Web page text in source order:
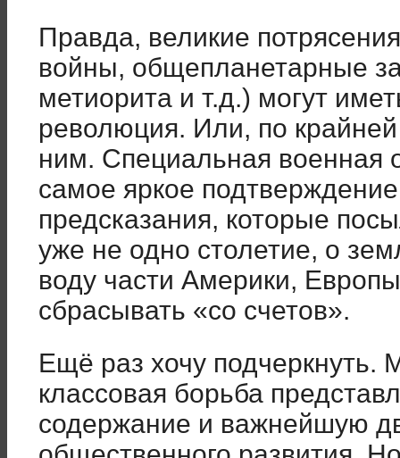
Правда, великие
войны, общепланетарные
метиорита и т.д.) могут
революция. Или, по
ним. Специальная военная
самое яркое
предсказания, которые
уже не одно столетие, о
воду части Америки,
сбрасывать «со счетов».
Ещё раз хочу подчеркнуть.
классовая борьба
содержание и важнейшую